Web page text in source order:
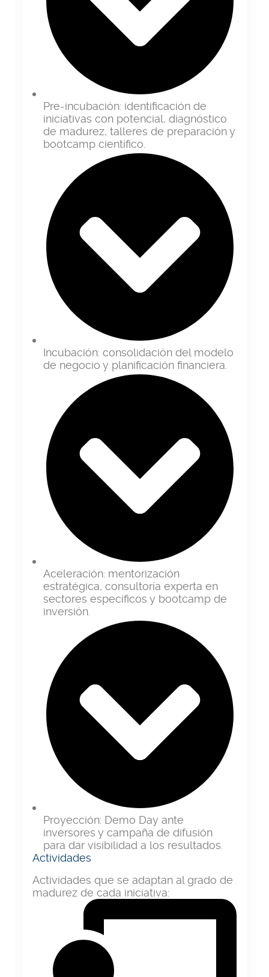
Pre-incubación: identificación de
iniciativas con potencial, diagnóstico
de madurez, talleres de preparación y
bootcamp científico.
Incubación: consolidación del modelo
de negocio y planificación financiera.
Aceleración: mentorización
estratégica, consultoría experta en
sectores específicos y bootcamp de
inversión.
Proyección: Demo Day ante
inversores y campaña de difusión
para dar visibilidad a los resultados.
Actividades
Actividades que se adaptan al grado de
madurez de cada iniciativa: